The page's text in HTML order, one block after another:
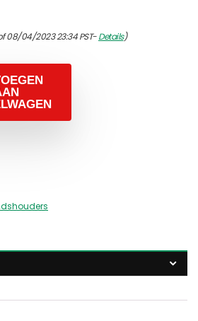
08/04/2023 23:34 PST-Details)